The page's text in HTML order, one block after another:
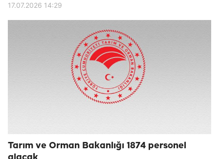
17.07.2026 14:29
Tarım ve Orman Bakanlığı 1874 personel